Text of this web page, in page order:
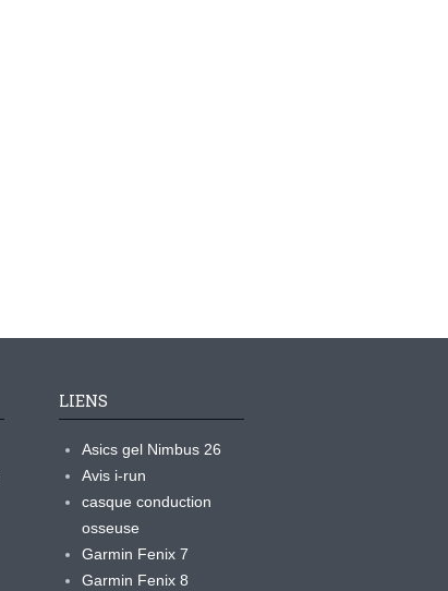
LIENS
Asics gel Nimbus 26
Avis i-run
casque conduction
osseuse
Garmin Fenix 7
Garmin Fenix 8